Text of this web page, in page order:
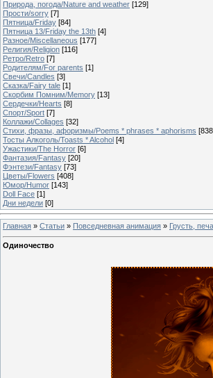
Природа, погода/Nature and weather [129]
Прости/sorry [7]
Пятница/Friday [84]
Пятница 13/Friday the 13th [4]
Разное/Miscellaneous [177]
Религия/Religion [116]
Ретро/Retro [7]
Родителям/For parents [1]
Свечи/Candles [3]
Сказка/Fairy tale [1]
Скорбим Помним/Memory [13]
Сердечки/Hearts [8]
Спорт/Sport [7]
Коллажи/Collages [32]
Стихи, фразы, афоризмы/Poems * phrases * aphorisms
Тосты Алкоголь/Toasts * Alcohol [4]
Ужастики/The Horror [6]
Фантазия/Fantasy [20]
Фэнтези/Fantasy [73]
Цветы/Flowers [408]
Юмор/Humor [143]
Doll Face [1]
Дни недели [0]
Главная » Статьи » Повседневная анимация » Грусть,
Одиночество